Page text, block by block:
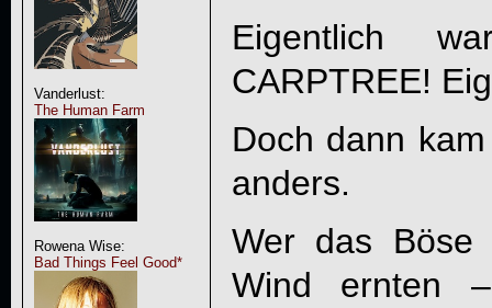
Vanderlust:
The Human Farm
Rowena Wise:
Bad Things Feel Good*
Eigentlich
CARPTREE!
Doch dann
anders.
Wer das Böse
Wind ernten